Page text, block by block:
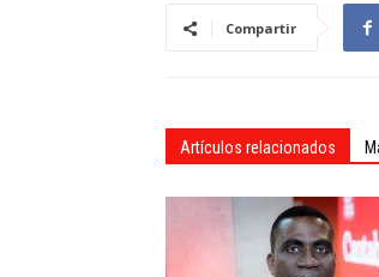
Compartir
Artículos relacionados